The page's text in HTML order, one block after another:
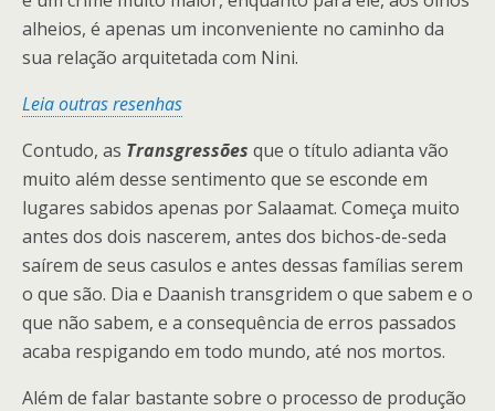
alheios, é apenas um inconveniente no caminho da
sua relação arquitetada com Nini.
Leia outras resenhas
Contudo, as Transgressões que o título adianta vão
muito além desse sentimento que se esconde em
lugares sabidos apenas por Salaamat. Começa muito
antes dos dois nascerem, antes dos bichos-de-seda
saírem de seus casulos e antes dessas famílias serem
o que são. Dia e Daanish transgridem o que sabem e o
que não sabem, e a consequência de erros passados
acaba respigando em todo mundo, até nos mortos.
Além de falar bastante sobre o processo de produção